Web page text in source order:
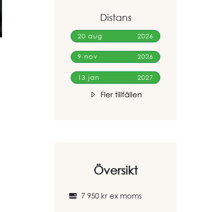
Distans
20 aug 2026
9 nov 2026
13 jan 2027
Fler tillfällen
Översikt
7 950 kr ex moms